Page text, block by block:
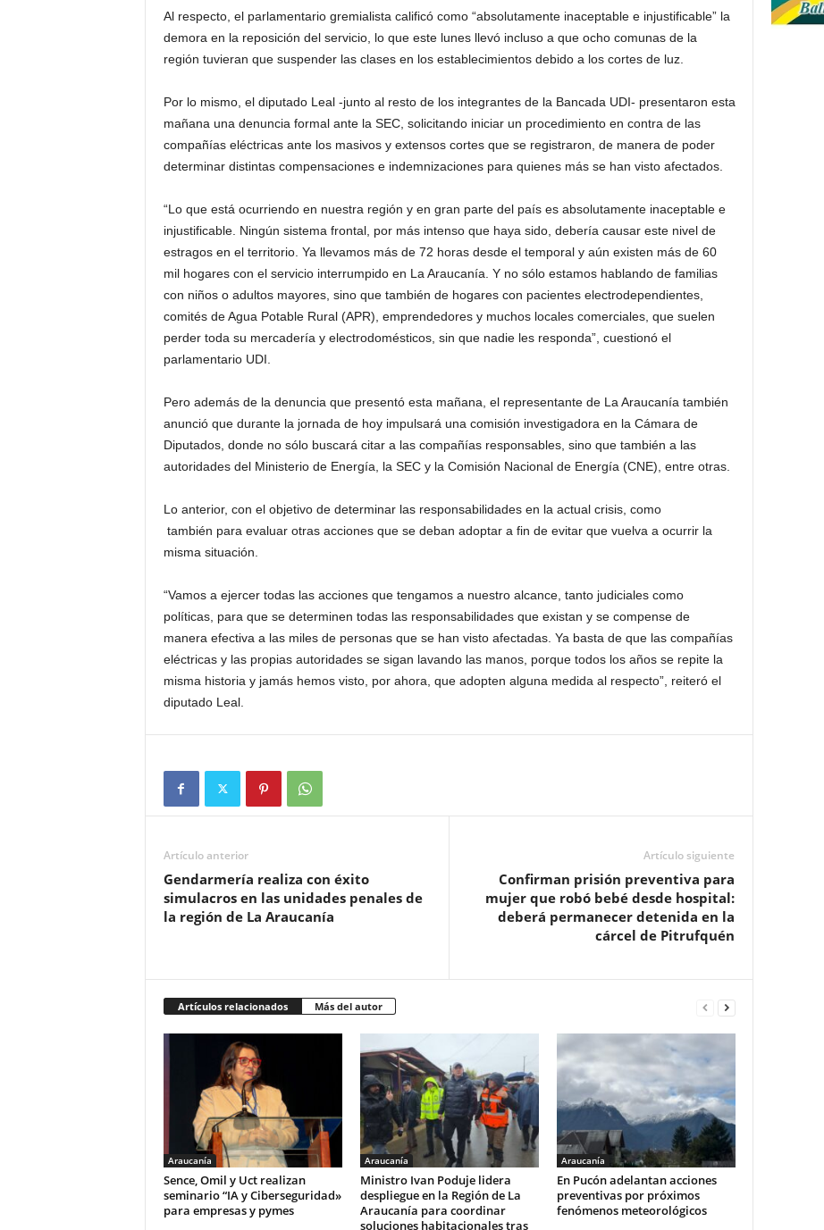
Al respecto, el parlamentario gremialista calificó como “absolutamente inaceptable e injustificable” la
demora en la reposición del servicio, lo que este lunes llevó incluso a que ocho comunas de la
región tuvieran que suspender las clases en los establecimientos debido a los cortes de luz.
Por lo mismo, el diputado Leal -junto al resto de los integrantes de la Bancada UDI- presentaron esta
mañana una denuncia formal ante la SEC, solicitando iniciar un procedimiento en contra de las
compañías eléctricas ante los masivos y extensos cortes que se registraron, de manera de poder
determinar distintas compensaciones e indemnizaciones para quienes más se han visto afectados.
“Lo que está ocurriendo en nuestra región y en gran parte del país es absolutamente inaceptable e
injustificable. Ningún sistema frontal, por más intenso que haya sido, debería causar este nivel de
estragos en el territorio. Ya llevamos más de 72 horas desde el temporal y aún existen más de 60
mil hogares con el servicio interrumpido en La Araucanía. Y no sólo estamos hablando de familias
con niños o adultos mayores, sino que también de hogares con pacientes electrodependientes,
comités de Agua Potable Rural (APR), emprendedores y muchos locales comerciales, que suelen
perder toda su mercadería y electrodomésticos, sin que nadie les responda”, cuestionó el
parlamentario UDI.
Pero además de la denuncia que presentó esta mañana, el representante de La Araucanía también
anunció que durante la jornada de hoy impulsará una comisión investigadora en la Cámara de
Diputados, donde no sólo buscará citar a las compañías responsables, sino que también a las
autoridades del Ministerio de Energía, la SEC y la Comisión Nacional de Energía (CNE), entre otras.
Lo anterior, con el objetivo de determinar las responsabilidades en la actual crisis, como
también para evaluar otras acciones que se deban adoptar a fin de evitar que vuelva a ocurrir la
misma situación.
“Vamos a ejercer todas las acciones que tengamos a nuestro alcance, tanto judiciales como
políticas, para que se determinen todas las responsabilidades que existan y se compense de
manera efectiva a las miles de personas que se han visto afectadas. Ya basta de que las compañías
eléctricas y las propias autoridades se sigan lavando las manos, porque todos los años se repite la
misma historia y jamás hemos visto, por ahora, que adopten alguna medida al respecto”, reiteró el
diputado Leal.
Artículo anterior
Gendarmería realiza con éxito
simulacros en las unidades penales de
la región de La Araucanía
Artículo siguiente
Confirman prisión preventiva para
mujer que robó bebé desde hospital:
deberá permanecer detenida en la
cárcel de Pitrufquén
Artículos relacionados Más del autor
Araucanía
Sence, Omil y Uct realizan
seminario “IA y Ciberseguridad»
para empresas y pymes
Araucanía
Ministro Ivan Poduje lidera
despliegue en la Región de La
Araucanía para coordinar
soluciones habitacionales tras
Araucanía
En Pucón adelantan acciones
preventivas por próximos
fenómenos meteorológicos